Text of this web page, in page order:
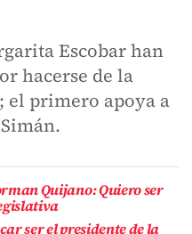
Escobar han
hacerse de la
el primero apoya a
Quijano: Quiero ser
ser el presidente de la